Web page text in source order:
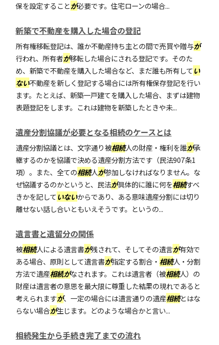
保を設定することが必要です。住宅ローンの場合...
新築で不動産を購入した場合の登記
所有権移転登記は、誰か不動産持ち主との間で売買や贈与が
行われ、所有者が移転した場合にされる登記です。そのた
め、新築で不動産を購入した場合など、まだ誰も所有してい
ない不動産を新しく登記する場合には所有権保存登記を行い
ます。たとえば、新築一戸建てを購入した場合、まずは建物
表題登記をします。これは建物を新築したときや未...
遺産分割協議が必要となる相続のケースとは
遺産分割協議とは、文字通り被相続人の財産・権利を誰が承
継するのかを協議で決める遺産分割方法です（民法907条1
項）。また、全ての相続人が参加しなければなりません。な
ぜ協議するのかというと、民法が具体的に誰に何を相続すべ
きかを記していないからであり、ある意味遺産分割には切り
離せない話し合いともいえそうです。というの...
遺言書と遺留分の関係
被相続人による遺言書が残されて、そしてその遺言が有効で
ある場合、原則として遺言書が指定する割合・ 相続人・分割
方法で遺産相続がなされます。これは遺言者（被相続人）の
財産は遺言者の意思を最大限に尊重した結果の現れであると
考えられますが、一定の場合には遺言通りの遺産相続とはな
らない場合が生じます。どのような場合かと言い...
相続発生から手続き完了までの流れ